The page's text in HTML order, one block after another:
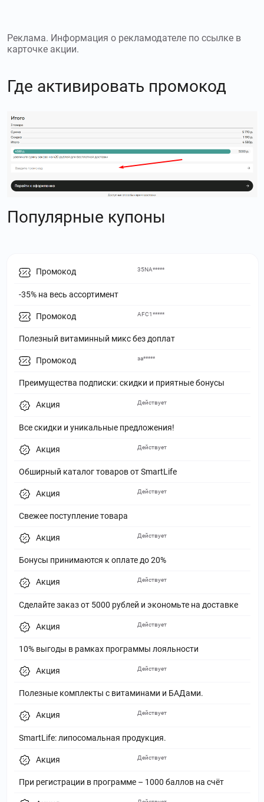
Реклама. Информация о рекламодателе по ссылке в
карточке акции.
Где активировать промокод
Популярные купоны
Промокод
-35% на весь ассортимент
35NA*****
Промокод
Полезный витаминный микс без доплат
AFC1*****
Промокод
Преимущества подписки: скидки и приятные бонусы
за*****
Акция
Все скидки и уникальные предложения!
Действует
Акция
Обширный каталог товаров от SmartLife
Действует
Акция
Свежее поступление товара
Действует
Акция
Бонусы принимаются к оплате до 20%
Действует
Акция
Сделайте заказ от 5000 рублей и экономьте на доставке
Действует
Акция
10% выгоды в рамках программы лояльности
Действует
Акция
Полезные комплекты с витаминами и БАДами.
Действует
Акция
SmartLife: липосомальная продукция.
Действует
Акция
При регистрации в программе – 1000 баллов на счёт
Действует